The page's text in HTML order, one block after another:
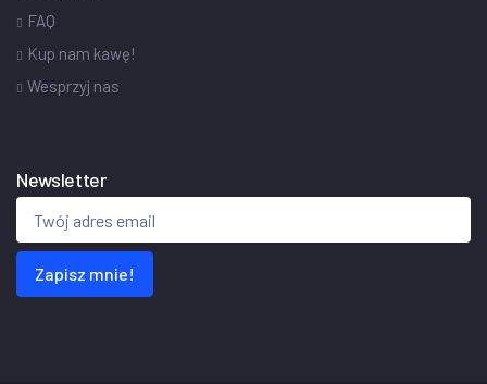
FAQ
Kup nam kawę!
Wesprzyj nas
Newsletter
Zapisz mnie!